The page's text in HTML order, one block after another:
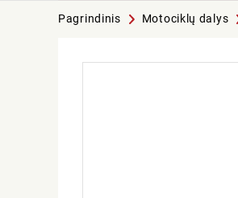
Pagrindinis Motociklų dalys